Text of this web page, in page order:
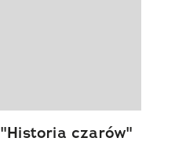
czarów"